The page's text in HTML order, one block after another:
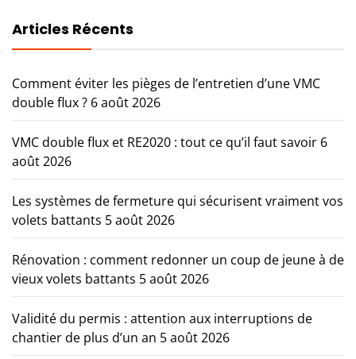
Articles Récents
Comment éviter les pièges de l’entretien d’une VMC
double flux ? 6 août 2026
VMC double flux et RE2020 : tout ce qu’il faut savoir 6
août 2026
Les systèmes de fermeture qui sécurisent vraiment vos
volets battants 5 août 2026
Rénovation : comment redonner un coup de jeune à de
vieux volets battants 5 août 2026
Validité du permis : attention aux interruptions de
chantier de plus d’un an 5 août 2026